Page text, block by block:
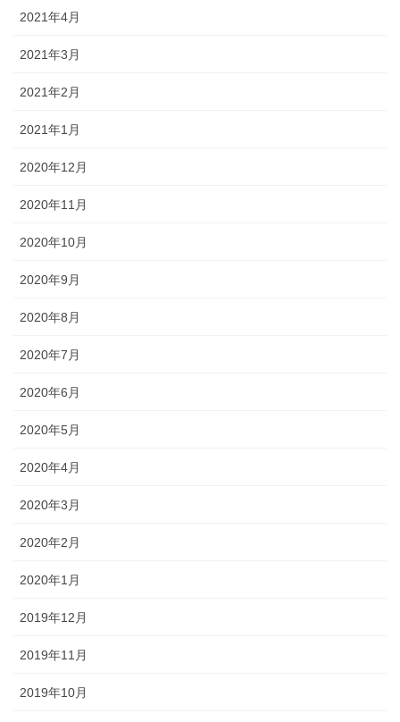
2021年4月
2021年3月
2021年2月
2021年1月
2020年12月
2020年11月
2020年10月
2020年9月
2020年8月
2020年7月
2020年6月
2020年5月
2020年4月
2020年3月
2020年2月
2020年1月
2019年12月
2019年11月
2019年10月